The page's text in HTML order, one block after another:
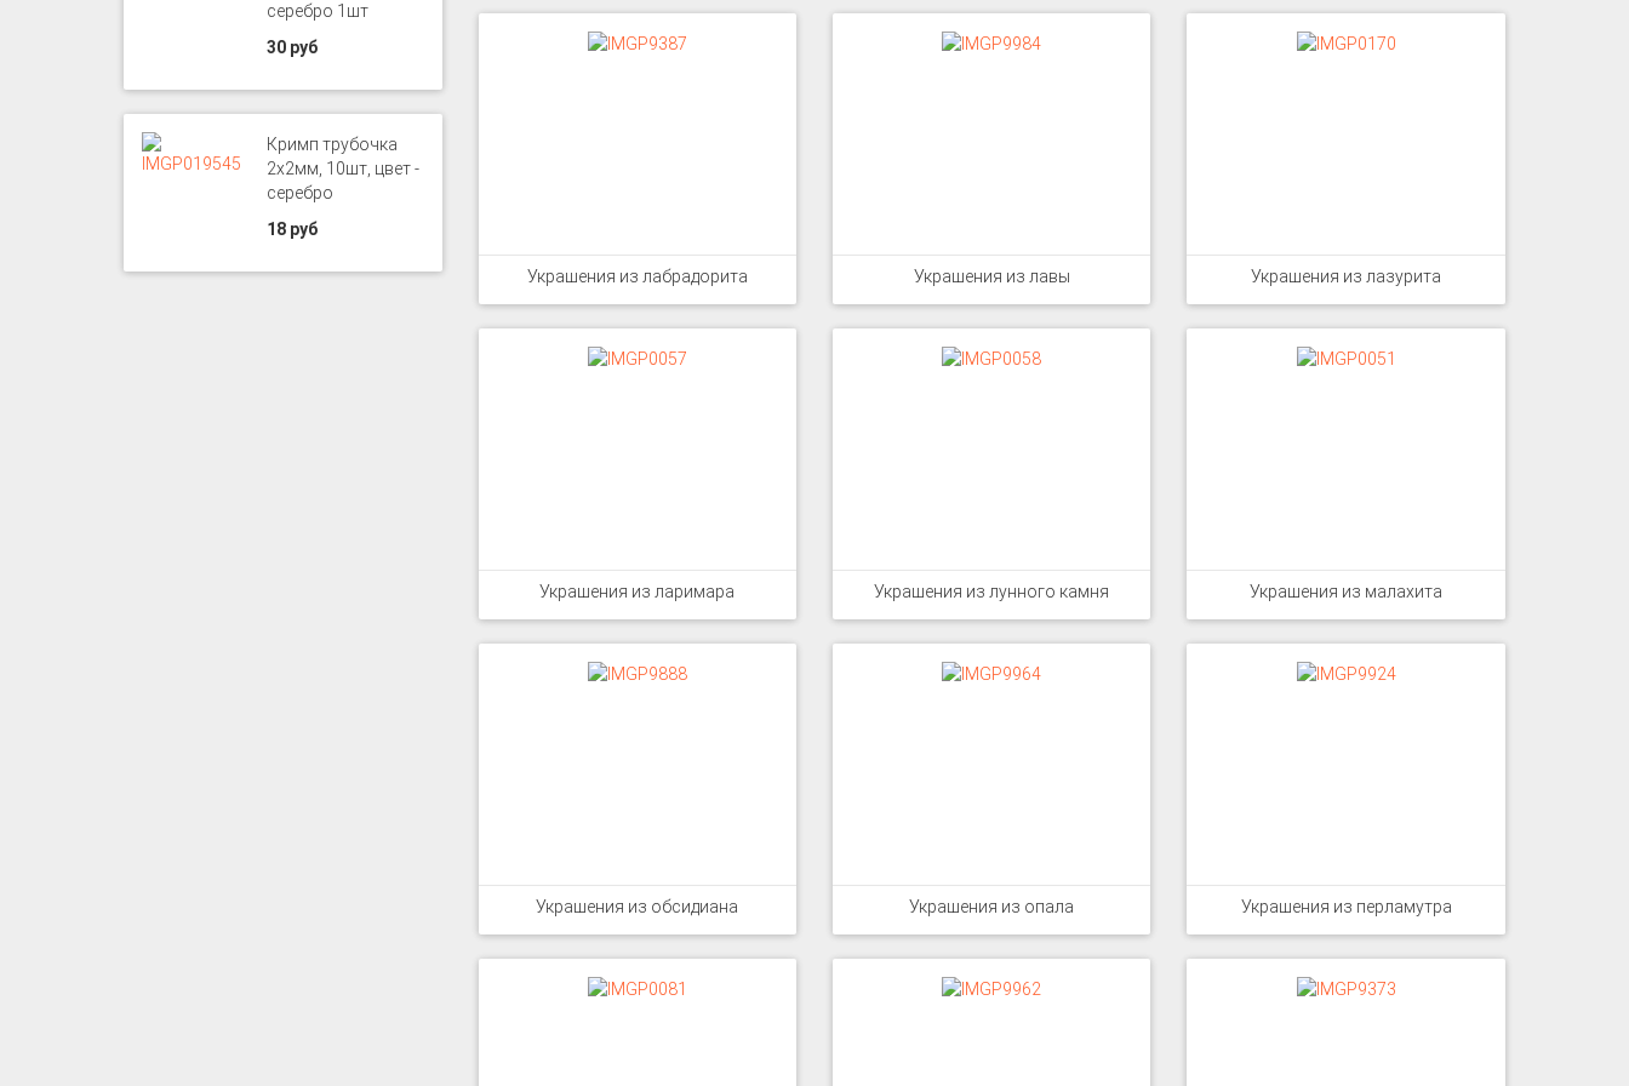
Украшения из лабрадорита Украшения из лавы Украшения из лазурита
Украшения из ларимара Украшения из лунного камня Украшения из малахита
Украшения из обсидиана Украшения из опала Украшения из перламутра
серебро 1шт
30 руб
Кримп трубочка
2х2мм, 10шт, цвет -
серебро
18 руб